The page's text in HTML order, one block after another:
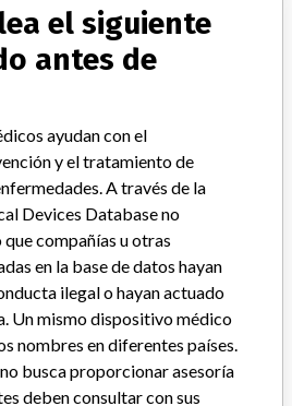
Management
(2017)
Chiron Guernsey Holdings L.P. Inc.
DATOS
de retiros, alertas y
de dispositivos médicos y sus
el siguiente
antes de
ayudan con el
y el tratamiento de
A través de la
Devices Database no
compañías u otras
en la base de datos hayan
ilegal o hayan actuado
Un mismo dispositivo médico
nombres en diferentes países.
busca proporcionar asesoría
deben consultar con sus